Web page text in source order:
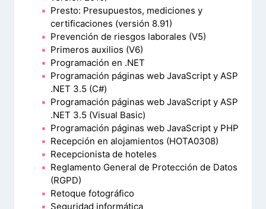
Presto: Presupuestos, mediciones y
certificaciones (versión 8.91)
Prevención de riesgos laborales (V5)
Primeros auxilios (V6)
Programación en .NET
Programación páginas web JavaScript y ASP
.NET 3.5 (C#)
Programación páginas web JavaScript y ASP
.NET 3.5 (Visual Basic)
Programación páginas web JavaScript y PHP
Recepción en alojamientos (HOTA0308)
Recepcionista de hoteles
Reglamento General de Protección de Datos
(RGPD)
Retoque fotográfico
Seguridad informática